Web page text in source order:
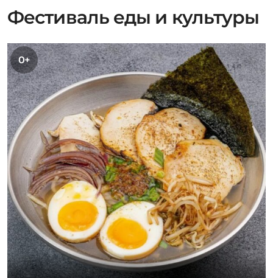
Фестиваль еды и культуры
0+